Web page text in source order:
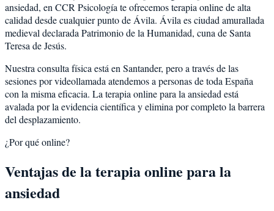
ansiedad, en CCR Psicología te ofrecemos terapia online de alta
calidad desde cualquier punto deÁvila. Ávilaesciudad amurallada
medieval declarada Patrimonio de la Humanidad, cuna de Santa
Teresa de Jesús.
Nuestra consulta física está en Santander, pero a través de las
sesiones por videollamada atendemos a personas de toda España
con la misma eficacia. La terapia online para laansiedadestá
avalada por la evidencia científica y elimina por completo la barrera
del desplazamiento.
¿Por qué online?
Ventajas de la terapia online para la
ansiedad